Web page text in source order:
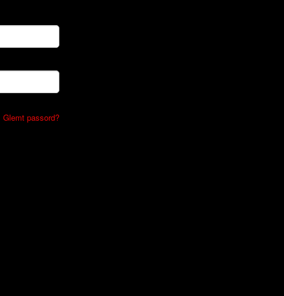
Glemt passord?